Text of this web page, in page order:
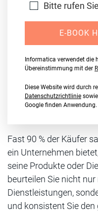
Fast 90 % der Käufer
ein Unternehmen
seine Produkte oder
beurteilen Sie nicht
Dienstleistungen,
und konsistent Sie
Bitte rufen
E-BOOK
Informatica verwendet die
Übereinstimmung mit der
Diese Website wird durch
Datenschutzrichtlinie
Google finden Anwendung.